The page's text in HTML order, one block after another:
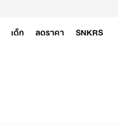
เด็ก ลดราคา
SNKRS